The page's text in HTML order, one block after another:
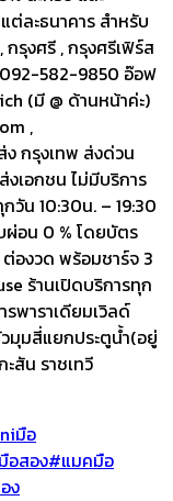
ต่ละธนาคาร สำหรับ
รุงศรี , กรุงศรีเฟิร์ส
582-9850 อ๊อฟ
(มี @ ด้านหน้าค่ะ)
,
กรุงเทพ ส่งด่วน
เอกชน ไม่มีบริการ
วัน 10:30น. – 19:30
ผ่อน 0 % โดยบัตร
องวด พร้อมชาร์จ 3
ร้านเปิดบริการทุก
รพาราเดียมเวิลด์
มุมสี่แยกประตูน้ำ(อยู่
สัน ราชเทวี
มือ
อสอง#แมคมือ
ง